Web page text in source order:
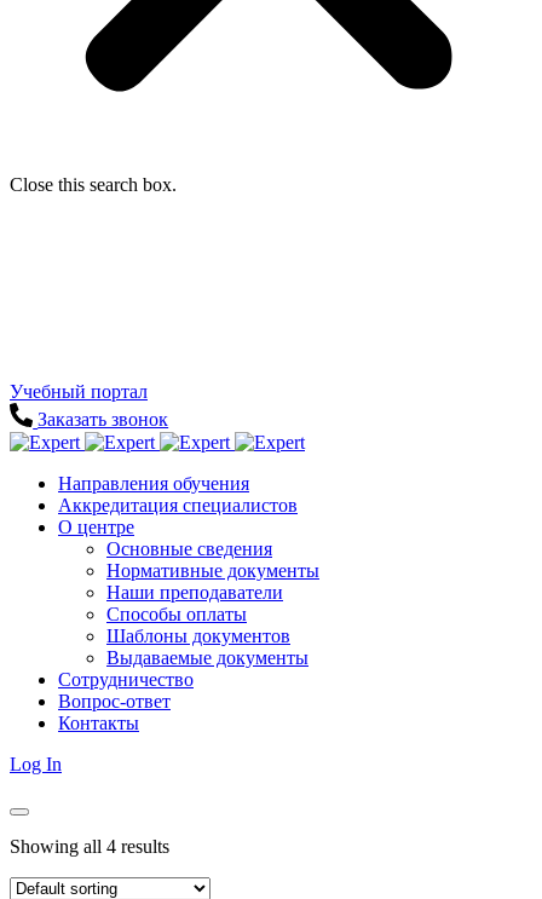
Close this search box.
Учебный портал
Заказать звонок
Направления обучения
Аккредитация специалистов
О центре
Основные сведения
Нормативные документы
Наши преподаватели
Способы оплаты
Шаблоны документов
Выдаваемые документы
Сотрудничество
Вопрос-ответ
Контакты
Log In
Showing all 4 results